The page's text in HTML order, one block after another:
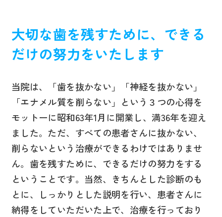
大切な歯を残すために、できる
だけの努力をいたします
当院は、「歯を抜かない」「神経を抜かない」
「エナメル質を削らない」という３つの心得を
モットーに昭和63年1月に開業し、満36年を迎え
ました。ただ、すべての患者さんに抜かない、
削らないという治療ができるわけではありませ
ん。歯を残すために、できるだけの努力をする
ということです。当然、きちんとした診断のも
とに、しっかりとした説明を行い、患者さんに
納得をしていただいた上で、治療を行っており